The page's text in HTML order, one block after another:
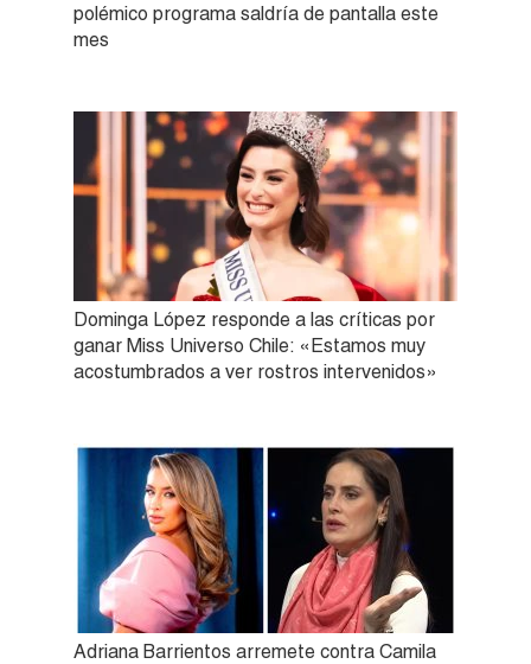
polémico programa saldría de pantalla este
mes
Dominga López responde a las críticas por
ganar Miss Universo Chile: «Estamos muy
acostumbrados a ver rostros intervenidos»
Adriana Barrientos arremete contra Camila